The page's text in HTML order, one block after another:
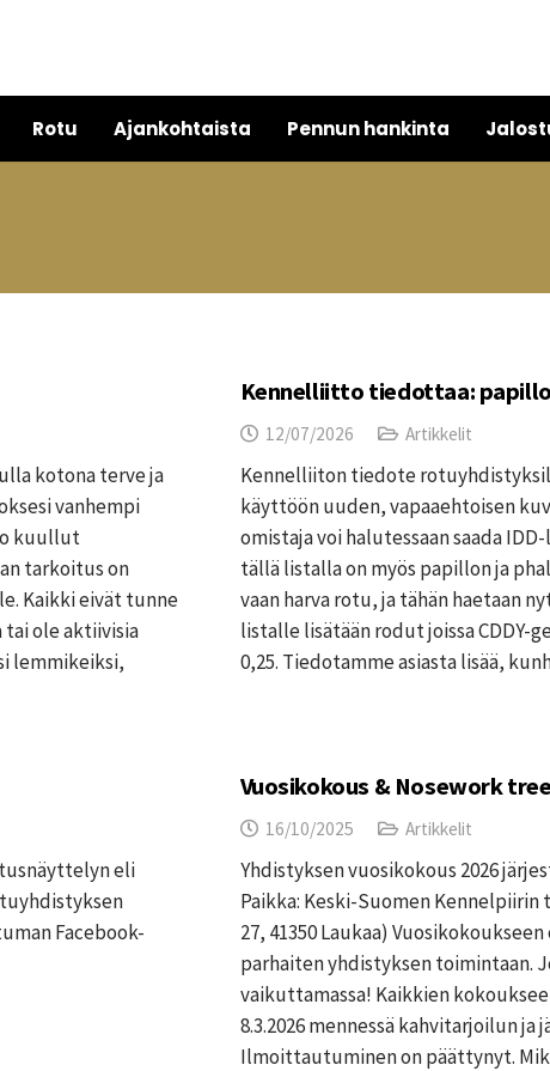
Rotu Ajankohtaista Pennun hankinta
kotona terve ja
vanhempi
kuullut
tarkoitus on
Kaikki eivät tunne
tai ole aktiivisia
lemmikeiksi,
Kennelliitto tiedottaa:
12/07/2026 Artikkelit
Kennelliiton tiedote
käyttöön uuden, vapaaehtoisen
omistaja voi halutessaan saada
tällä listalla on myös papillon ja
vaan harva rotu, ja tähän haetaan
listalle lisätään rodut joissa CDDY-
0,25. Tiedotamme asiasta lisää,
eli
Facebook-
Vuosikokous & Nosework
16/10/2025 Artikkelit
Yhdistyksen vuosikokous 2026
Paikka: Keski-Suomen
27, 41350 Laukaa)
parhaiten yhdistyksen toimintaan.
vaikuttamassa! Kaikkien
8.3.2026 mennessä kahvitarjoilun
Ilmoittautuminen on päättynyt.